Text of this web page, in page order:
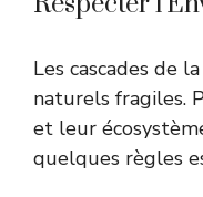
Les cascades de
naturels fragiles.
et leur
quelques règles